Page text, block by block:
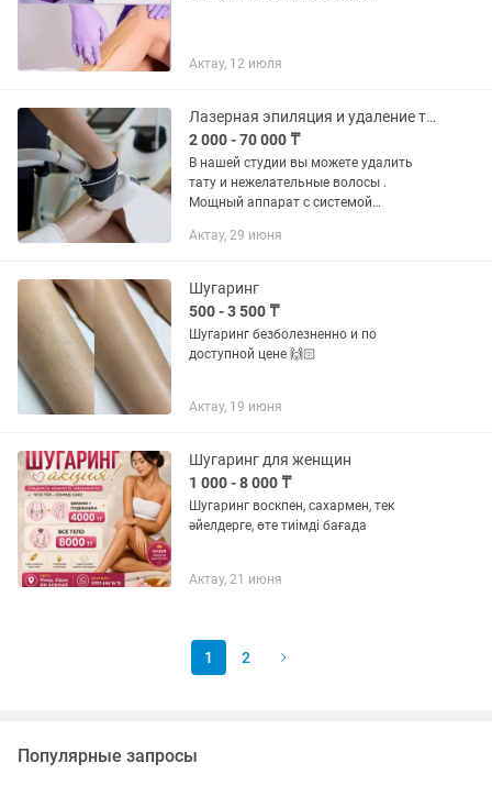
Актау, 12 июля
Лазерная эпиляция и удаление тату
2 000 - 70 000 ₸
В нашей студии вы можете удалить
тату и нежелательные волосы .
Мощный аппарат с системой
безболезненным. Цены очень
уровне .
Актау, 29 июня
Шугаринг
500 - 3 500 ₸
Шугаринг безболезненно и по
доступной цене 🙌🏻
Актау, 19 июня
Шугаринг для женщин
1 000 - 8 000 ₸
Шугаринг воскпен, сахармен, тек
әйелдерге, өте тиімді бағада
Актау, 21 июня
1 2
Популярные запросы